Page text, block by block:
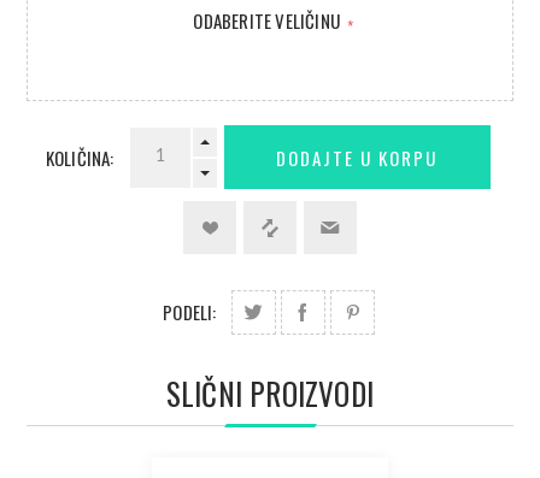
ODABERITE VELIČINU *
KOLIČINA:
PODELI:
SLIČNI PROIZVODI